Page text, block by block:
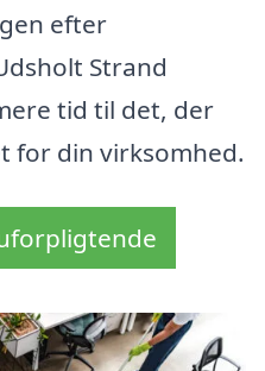
efter
Strand
tid til det, der
for din virksomhed.